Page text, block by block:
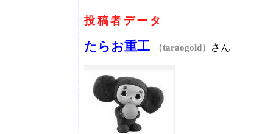
投稿者データ
たらお重工 （taraogold） さん